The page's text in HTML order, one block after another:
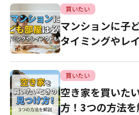
買いたい
マンションに子
タイミングやレ
買いたい
空き家を買いた
方！3つの方法